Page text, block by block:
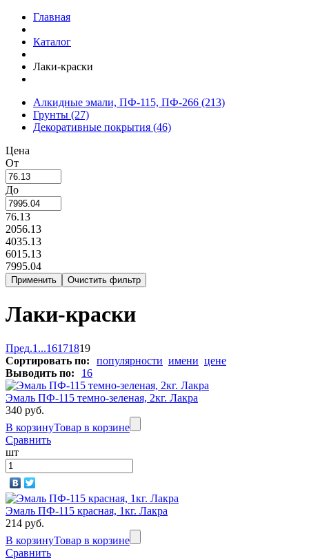
Главная
Каталог
Лаки-краски
Алкидные эмали, ПФ-115, ПФ-266 (213)
Грунты (27)
Декоративные покрытия (46)
Цена
От
До
76.13
2056.13
4035.13
6015.13
7995.04
Лаки-краски
Пред.1 ...16171819
Сортировать по:
популярности имени цене
Выводить по:
16
Эмаль ПФ-115 темно-зеленая, 2кг. Лакра
340 руб.
В корзинуТовар в корзине
Сравнить
шт
Эмаль ПФ-115 красная, 1кг. Лакра
214 руб.
В корзинуТовар в корзине
Сравнить